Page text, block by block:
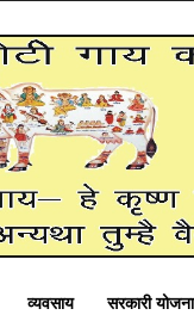
व्यवसाय सरकारी